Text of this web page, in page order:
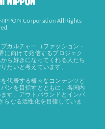
Corporation All Rights
カルチャー（ファッション・
に向けて発信するプロジェク
ら好きになってくれる人たち
たいと考えています。
代表する様々なコンテンツと
ンを目指すとともに、各国内
す。アウトバウンドとインバ
らなる活性化を目指していま